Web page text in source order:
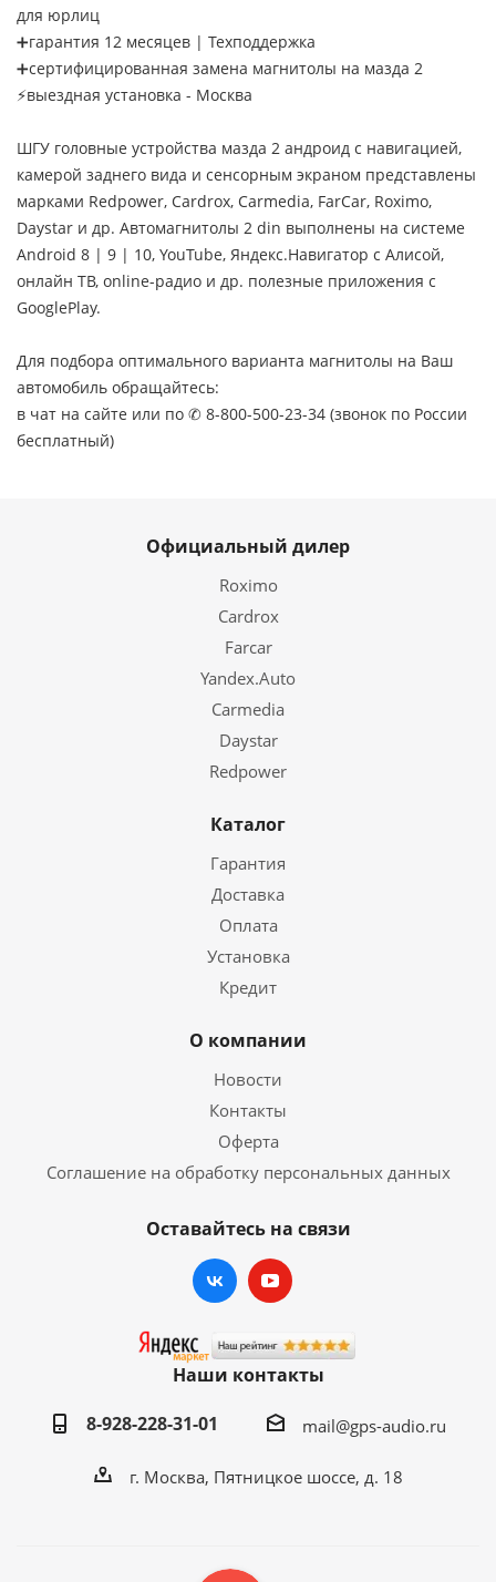
для юрлиц
➕гарантия 12 месяцев | Техподдержка
➕сертифицированная замена магнитолы на мазда 2
⚡выездная установка - Москва
ШГУ головные устройства мазда 2 андроид с навигацией,
камерой заднего вида и сенсорным экраном представлены
марками Redpower, Cardrox, Carmedia, FarCar, Roximo,
Daystar и др. Автомагнитолы 2 din выполнены на системе
Android 8 | 9 | 10, YouTube, Яндекс.Навигатор с Алисой,
онлайн ТВ, online-радио и др. полезные приложения с
GooglePlay.
Для подбора оптимального варианта магнитолы на Ваш
автомобиль обращайтесь:
в чат на сайте или по ✆ 8-800-500-23-34 (звонок по России
бесплатный)
Официальный дилер
Roximo
Cardrox
Farcar
Yandex.Auto
Carmedia
Daystar
Redpower
Каталог
Гарантия
Доставка
Оплата
Установка
Кредит
О компании
Новости
Контакты
Оферта
Соглашение на обработку персональных данных
Оставайтесь на связи
Наши контакты
8-928-228-31-01
mail@gps-audio.ru
г. Москва, Пятницкое шоссе, д. 18